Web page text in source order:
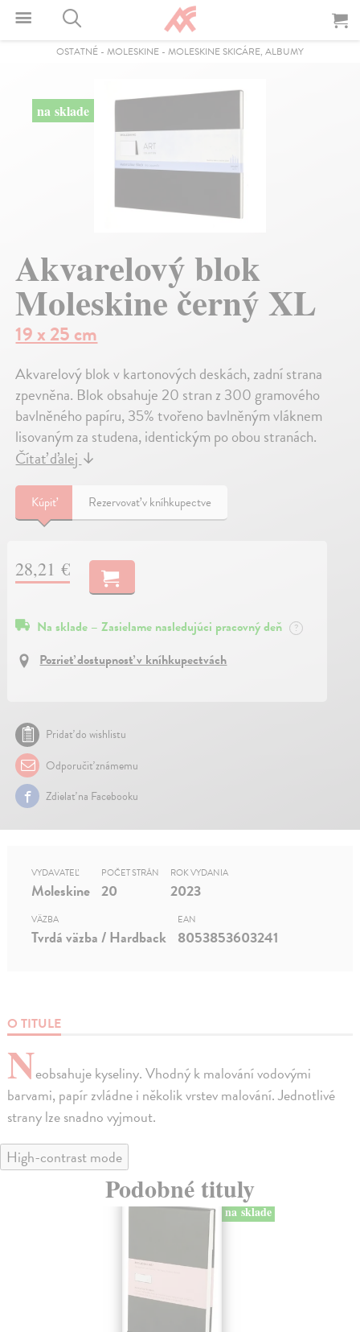
OSTATNÉ - MOLESKINE - MOLESKINE SKICÁRE, ALBUMY
na sklade
Akvarelový blok
Moleskine černý XL
19 x 25 cm
Akvarelový blok v kartonových deskách, zadní strana
zpevněna. Blok obsahuje 20 stran z 300 gramového
bavlněného papíru, 35% tvořeno bavlněným vláknem
lisovaným za studena, identickým po obou stranách.
Čítať ďalej↓
Kúpiť Rezervovať v kníhkupectve
28,21 €
Na sklade – Zasielame nasledujúci pracovný deň ?
Pozrieť dostupnosť v kníhkupectvách
Pridať do wishlistu
Odporučiť známemu
Zdielať na Facebooku
O TITULE
Neobsahuje kyseliny. Vhodný k malování vodovými
barvami, papír zvládne i několik vrstev malování. Jednotlivé
strany lze snadno vyjmout.
VYDAVATEĽ
Moleskine
POČET STRÁN
20
ROK VYDANIA
2023
VÄZBA
Tvrdá väzba / Hardback
EAN
8053853603241
High-contrast mode
Podobné tituly
na sklade